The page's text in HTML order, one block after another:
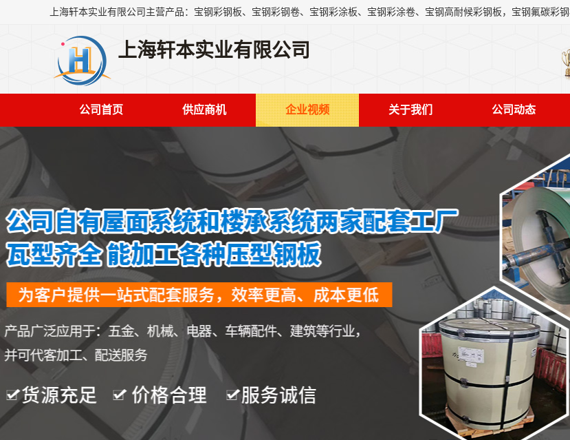
上海轩本实业有限公司
公司首页 供应商机 企业视频 关于我们 公司动态